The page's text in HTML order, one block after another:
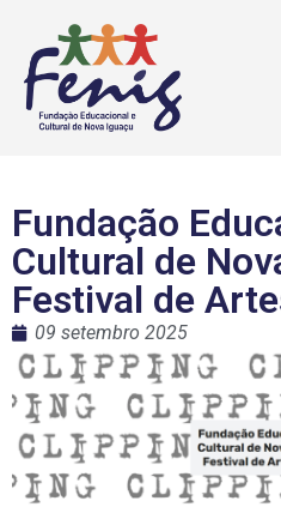
Fundação
Cultural de
Festival de
09 setembro 2025